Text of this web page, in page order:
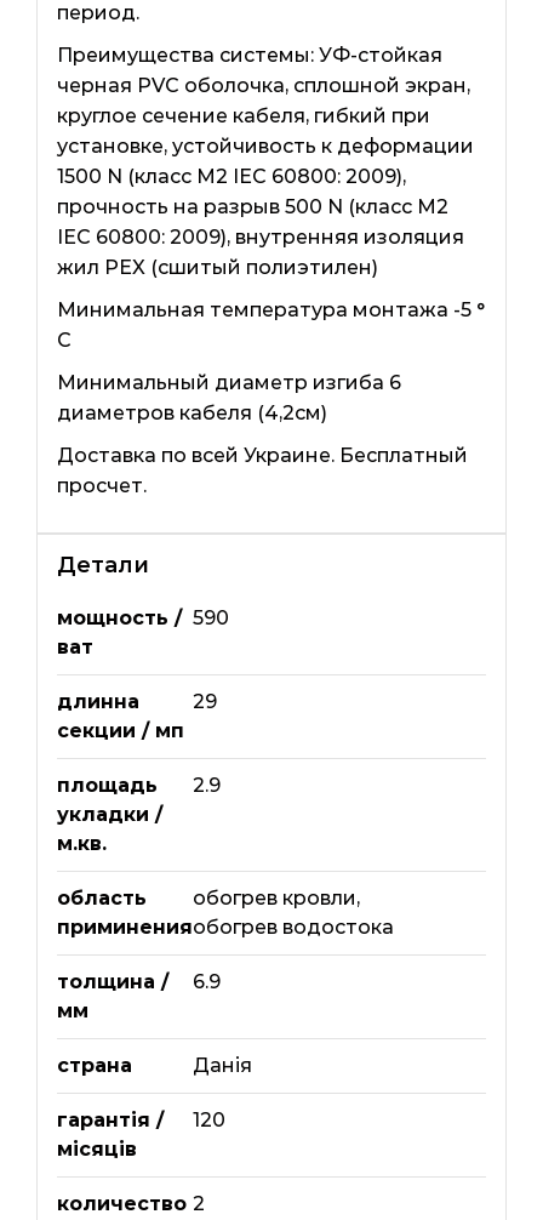
период.
Преимущества системы: УФ-стойкая
черная PVC оболочка, сплошной экран,
круглое сечение кабеля, гибкий при
установке, устойчивость к деформации
1500 N (класс М2 IEC 60800: 2009),
прочность на разрыв 500 N (класс М2
IEC 60800: 2009), внутренняя изоляция
жил PEX (сшитый полиэтилен)
Минимальная температура монтажа -5 °
C
Минимальный диаметр изгиба 6
диаметров кабеля (4,2см)
Доставка по всей Украине. Бесплатный
просчет.
Детали
мощность /
ват
590
длинна
секции / мп
29
площадь
укладки /
м.кв.
2.9
область
приминения
обогрев кровли,
обогрев водостока
толщина /
мм
6.9
страна Данія
гарантія /
місяців
120
количество 2